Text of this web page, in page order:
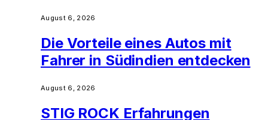
August 6, 2026
Die Vorteile eines Autos mit
Fahrer in Südindien entdecken
August 6, 2026
STIG ROCK Erfahrungen